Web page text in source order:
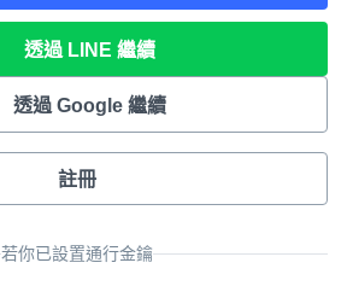
透過 LINE 繼續
透過 Google 繼續
註冊
若你已設置通行金鑰